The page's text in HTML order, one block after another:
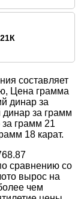
составляет
Цена грамма
динар за
динар за грамм
грамм 21
18 карат.
сравнению со
вырос на
чем